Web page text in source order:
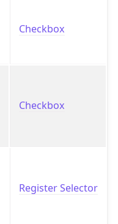
Checkbox
Checkbox
Register Selector